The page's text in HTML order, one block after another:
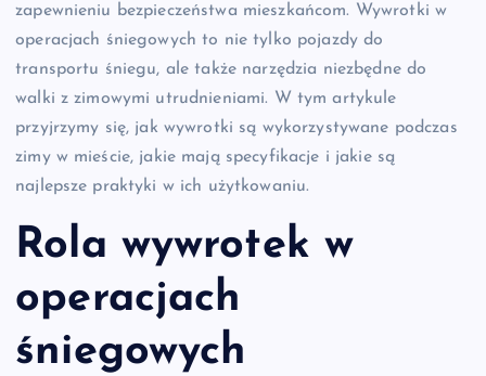
zapewnieniu bezpieczeństwa mieszkańcom. Wywrotki w
operacjach śniegowych to nie tylko pojazdy do
transportu śniegu, ale także narzędzia niezbędne do
walki z zimowymi utrudnieniami. W tym artykule
przyjrzymy się, jak wywrotki są wykorzystywane podczas
zimy w mieście, jakie mają specyfikacje i jakie są
najlepsze praktyki w ich użytkowaniu.
Rola wywrotek w
operacjach
śniegowych